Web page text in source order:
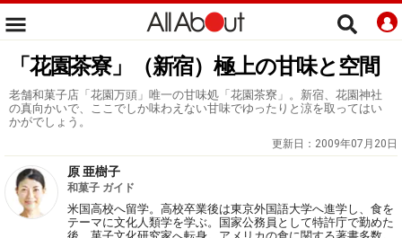
「花園茶寮」（新宿）極上の甘味と空間
老舗和菓子店「花園万頭」唯一の甘味処「花園茶寮」。新宿、花園神社
の真向かいで、ここでしか味わえない甘味でゆったりと涼を取ってはい
かがでしょう。
更新日： 2009年07月20日
原 亜樹子
和菓子 ガイド
米国高校へ留学。高校卒業後は東京外国語大学へ進学し、食を
テーマに文化人類学を学ぶ。国家公務員として特許庁で勤めた